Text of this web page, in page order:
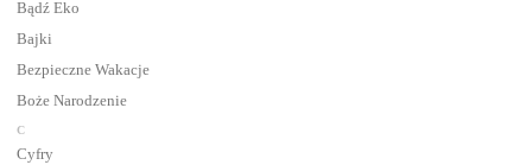
Bądź Eko
Bajki
Bezpieczne Wakacje
Boże Narodzenie
C
Cyfry